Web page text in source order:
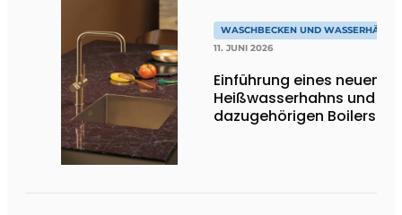
WASCHBECKEN UND WASSERHÄHNE
11. JUNI 2026
Einführung eines neuen
Heißwasserhahns und
dazugehörigen Boilers bei